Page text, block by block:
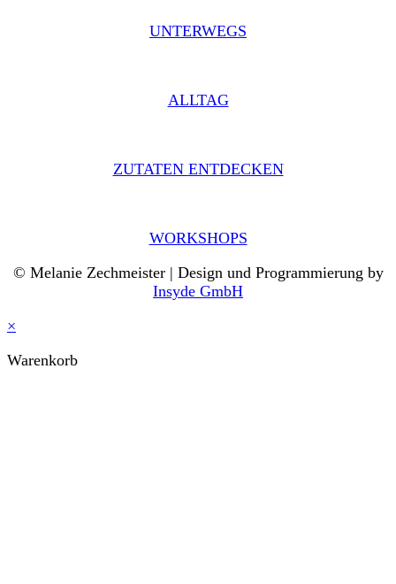
UNTERWEGS
ALLTAG
ZUTATEN ENTDECKEN
WORKSHOPS
© Melanie Zechmeister | Design und Programmierung by
Insyde GmbH
×
Warenkorb